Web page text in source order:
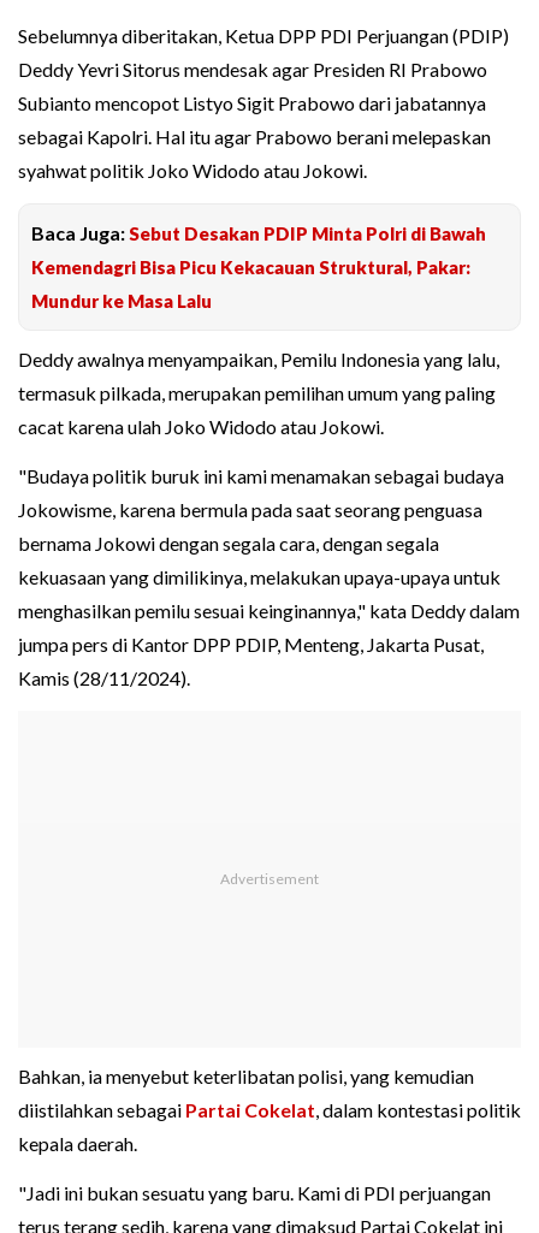
Sebelumnya diberitakan, Ketua DPP PDI Perjuangan (PDIP)
Deddy Yevri Sitorus mendesak agar Presiden RI Prabowo
Subianto mencopot Listyo Sigit Prabowo dari jabatannya
sebagai Kapolri. Hal itu agar Prabowo berani melepaskan
syahwat politik Joko Widodo atau Jokowi.
Baca Juga:Sebut Desakan PDIP Minta Polri di Bawah
Kemendagri Bisa Picu Kekacauan Struktural, Pakar:
Mundur ke Masa Lalu
Deddy awalnya menyampaikan, Pemilu Indonesia yang lalu,
termasuk pilkada, merupakan pemilihan umum yang paling
cacat karena ulah Joko Widodo atau Jokowi.
"Budaya politik buruk ini kami menamakan sebagai budaya
Jokowisme, karena bermula pada saat seorang penguasa
bernama Jokowi dengan segala cara, dengan segala
kekuasaan yang dimilikinya, melakukan upaya-upaya untuk
menghasilkan pemilu sesuai keinginannya," kata Deddy dalam
jumpa pers di Kantor DPP PDIP, Menteng, Jakarta Pusat,
Kamis (28/11/2024).
Bahkan, ia menyebut keterlibatan polisi, yang kemudian
diistilahkan sebagai Partai Cokelat, dalam kontestasi politik
kepala daerah.
"Jadi ini bukan sesuatu yang baru. Kami di PDI perjuangan
terus terang sedih, karena yang dimaksud Partai Cokelat ini